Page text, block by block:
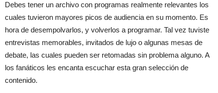
Debes tener un archivo con programas realmente relevantes los
cuales tuvieron mayores picos de audiencia en su momento. Es
hora de desempolvarlos, y volverlos a programar. Tal vez tuviste
entrevistas memorables, invitados de lujo o algunas mesas de
debate, las cuales pueden ser retomadas sin problema alguno. A
los fanáticos les encanta escuchar esta gran selección de
contenido.